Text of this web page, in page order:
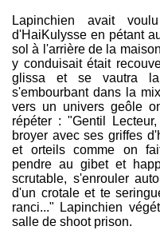
Lapinchien avait
d'HaiKulysse en pétant
sol à l'arrière de la
y conduisait était
glissa et se vautra la
s'embourbant dans la
vers un univers geôle
répéter : "Gentil
broyer avec ses griffes
et orteils comme on
pendre au gibet et
scrutable, s'enrouler
d'un crotale et te
ranci..." Lapinchien
salle de shoot prison.